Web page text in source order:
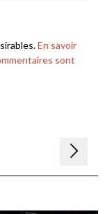
En savoir
sont